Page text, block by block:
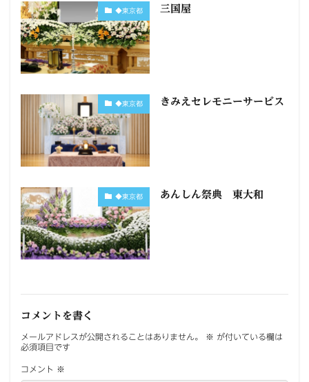
◆東京都 三国屋
◆東京都 きみえセレモニーサービス
◆東京都 あんしん祭典 東大和
コメントを書く
メールアドレスが公開されることはありません。 ※ が付いている欄は
必須項目です
コメント ※